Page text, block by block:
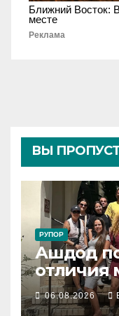
Ближний Восток:
месте
Реклама
ВЫ
РУПОР
Ашдод
отличия
обороны
06.08.2026